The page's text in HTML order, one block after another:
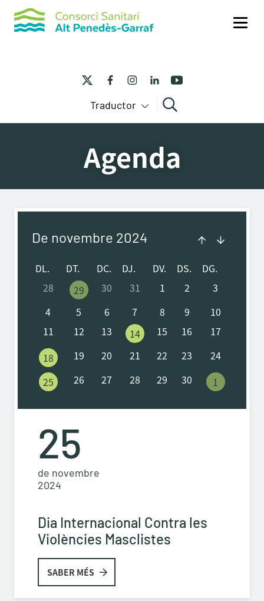
Traductor Cercar
Agenda
De novembre 2024
DL. DT. DC. DJ. DV. DS.
DG.
28
29 30 31 1 2
3
4
5 6 7 8 9
10
11
12 13 14 15 16
17
18
19 20 21 22 23
24
25
26 27 28 29 30 1
25
de novembre
2024
Dia Internacional Contra les
Violències Masclistes
SABER MÉS